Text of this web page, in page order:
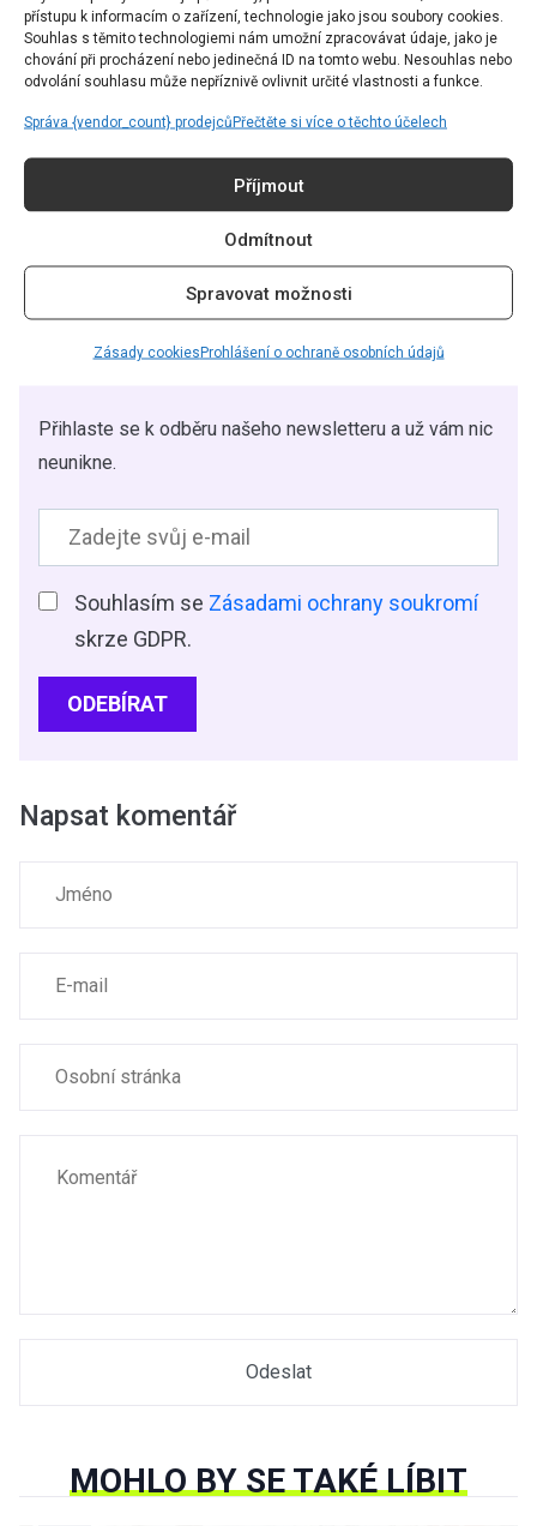
přístupu k informacím o zařízení, technologie jako jsou soubory cookies.
Souhlas s těmito technologiemi nám umožní zpracovávat údaje, jako je
chování při procházení nebo jedinečná ID na tomto webu. Nesouhlas nebo
odvolání souhlasu může nepříznivě ovlivnit určité vlastnosti a funkce.
Správa {vendor_count} prodejcůPřečtěte si více o těchto účelech
Příjmout
Odmítnout
Spravovat možnosti
Zásady cookiesProhlášení o ochraně osobních údajů
redakce@grapesmag.cz
CHCETE ČÍST TEN
NEJZAJÍMAVĚJŠÍ OBSAH?
Přihlaste se k odběru našeho newsletteru a už vám nic
neunikne.
Souhlasím se Zásadami ochrany soukromí
skrze GDPR.
ODEBÍRAT
Napsat komentář
MOHLO BY SE TAKÉ LÍBIT